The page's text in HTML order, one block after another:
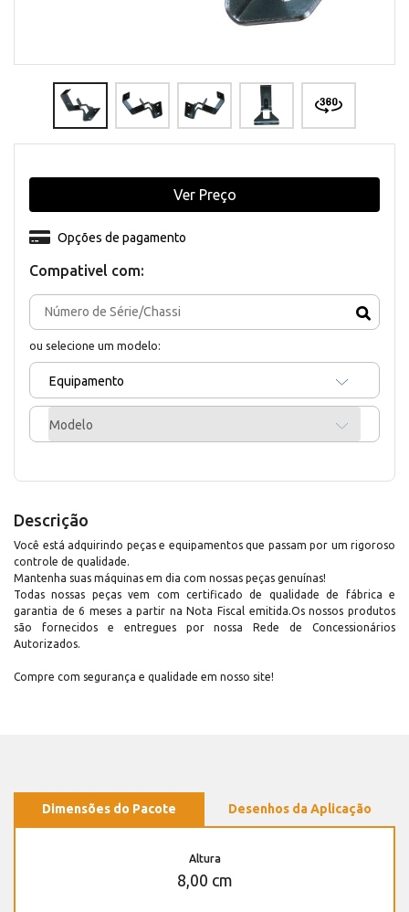
Compativel com:
ou selecione um modelo:
Equipamento
Modelo
Opções de pagamento
Ver Preço
Descrição
Você está adquirindo peças e equipamentos que passam por um rigoroso
controle de qualidade.
Mantenha suas máquinas em dia com nossas peças genuínas!
Todas nossas peças vem com certificado de qualidade de fábrica e
garantia de 6 meses a partir na Nota Fiscal emitida.Os nossos produtos
são fornecidos e entregues por nossa Rede de Concessionários
Autorizados.
Compre com segurança e qualidade em nosso site!
Dimensões do Pacote Desenhos da Aplicação
Altura
8,00 cm